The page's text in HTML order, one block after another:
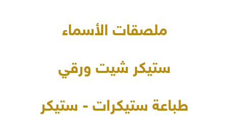
ملصقات الأسماء
ستيكر شيت ورقي
طباعة ستيكرات - ستيكر